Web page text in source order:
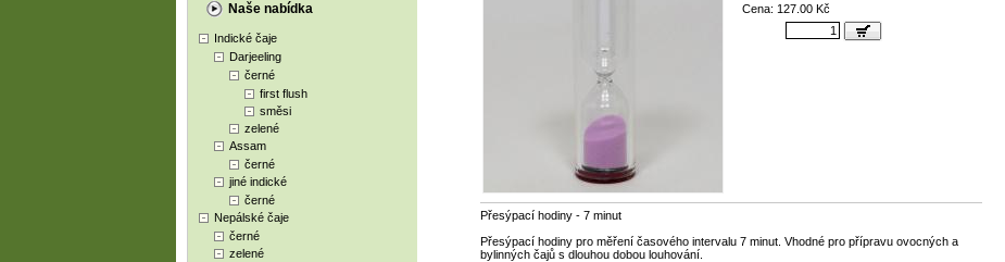
Naše nabídka
Indické čaje
Darjeeling
černé
first flush
směsi
zelené
Assam
černé
jiné indické
černé
Nepálské čaje
černé
zelené
Cena: 127.00 Kč
Přesýpací hodiny - 7 minut
Přesýpací hodiny pro měření časového intervalu 7 minut. Vhodné pro přípravu ovocných a
bylinných čajů s dlouhou dobou louhování.